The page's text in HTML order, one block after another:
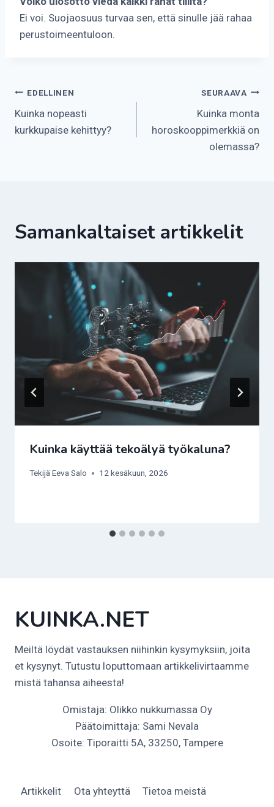
Ei voi. Suojaosuus turvaa sen, että sinulle jää rahaa
perustoimeentuloon.
Artikkelien
selaus
EDELLINEN
Kuinka nopeasti
kurkkupaise kehittyy?
SEURAAVA
Kuinka monta
horoskooppimerkkiä on
olemassa?
Samankaltaiset artikkelit
Kuinka käyttää tekoälyä työkaluna?
TekijäEeva Salo 12 kesäkuun, 2026
KUINKA.NET
Meiltä löydät vastauksen niihinkin kysymyksiin, joita
et kysynyt. Tutustu loputtomaan artikkelivirtaamme
mistä tahansa aiheesta!
Omistaja: Olikko nukkumassa Oy
Päätoimittaja: Sami Nevala
Osoite: Tiporaitti 5A, 33250, Tampere
Artikkelit Ota yhteyttä Tietoa meistä